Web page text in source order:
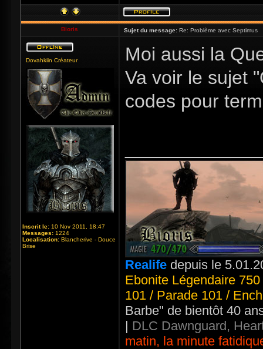
Bioris Sujet du message: Re: Problème avec Septimus
Dovahkiin Créateur
Inscrit le: 10 Nov 2011, 18:47
Messages: 1224
Localisation: Blancherive - Douce
Brise
Moi aussi la
Va voir le sujet
codes pour
Realife depuis le
Ebonite Légendaire
101 / Parade 101 /
Barbe" de bientôt 40
| DLC Dawnguard,
matin, la minute